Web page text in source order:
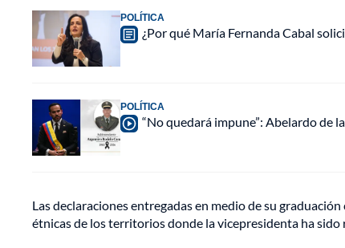
POLÍTICA
¿Por qué María Fernanda Cabal
POLÍTICA
“No quedará impune”: Abelardo de
Las declaraciones entregadas en medio de su
étnicas de los territorios donde la vicepresidenta ha sido